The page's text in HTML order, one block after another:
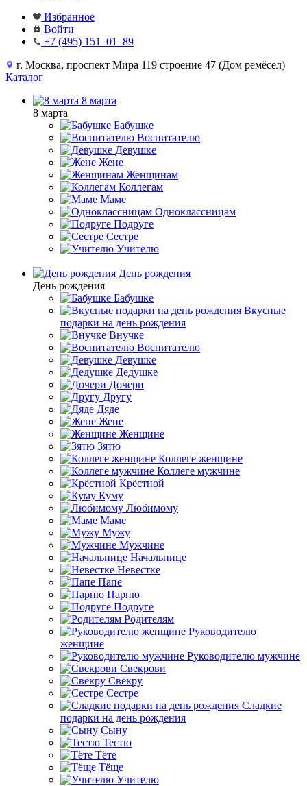
Избранное
Войти
+7 (495) 151–01–89
г. Москва, проспект Мира 119 строение 47 (Дом ремёсел)
Каталог
8 марта
8 марта
Бабушке
Воспитателю
Девушке
Жене
Женщинам
Коллегам
Маме
Одноклассницам
Подруге
Сестре
Учителю
День рождения
День рождения
Бабушке
Вкусные
подарки на день рождения
Внучке
Воспитателю
Девушке
Дедушке
Дочери
Другу
Дяде
Жене
Женщине
Зятю
Коллеге женщине
Коллеге мужчине
Крёстной
Куму
Любимому
Маме
Мужу
Мужчине
Начальнице
Невестке
Папе
Парню
Подруге
Родителям
Руководителю
женщине
Руководителю мужчине
Свекрови
Свёкру
Сестре
Сладкие
подарки на день рождения
Сыну
Тестю
Тёте
Тёще
Учителю